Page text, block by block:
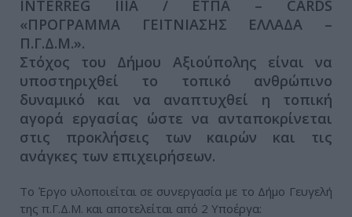
INTERREG IIIA / ΕΤΠΑ – CARDS
«ΠΡΟΓΡΑΜΜΑ ΓΕΙΤΝΙΑΣΗΣ ΕΛΛΑΔΑ –
Π.Γ.Δ.Μ.».
Στόχος του Δήμου Αξιούπολης είναι να
υποστηριχθεί το τοπικό ανθρώπινο
δυναμικό και να αναπτυχθεί η τοπική
αγορά εργασίας ώστε να ανταποκρίνεται
στις προκλήσεις των καιρών και τις
ανάγκες των επιχειρήσεων.
Το Έργο υλοποιείται σε συνεργασία με το Δήμο Γευγελή
της π.Γ.Δ.Μ. και αποτελείται από 2 Υποέργα: